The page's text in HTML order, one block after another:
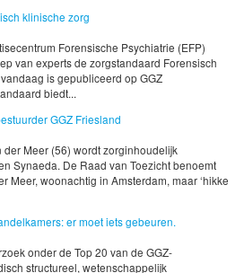
klinische zorg
Forensische Psychiatrie (EFP)
van experts de zorgstandaard Forensisch
is gepubliceerd op GGZ
biedt...
GGZ Friesland
Meer (56) wordt zorginhoudelijk
Synaeda. De Raad van Toezicht benoemt
Meer, woonachtig in Amsterdam, maar ‘hikke
er moet iets gebeuren.
onder de Top 20 van de GGZ-
structureel, wetenschappelijk